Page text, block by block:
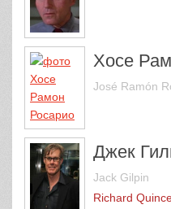
Хосе
José Ramón
Джек
Jack Gilpin
Richard